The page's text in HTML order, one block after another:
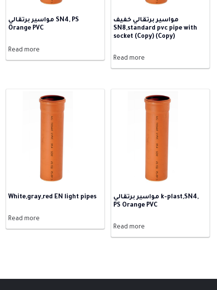
مواسير برتقالي SN4, PS
Orange PVC
Read more
مواسير برتقالي خفيف
SN8,standard pvc pipe with
socket (Copy) (Copy)
Read more
White,gray,red EN light pipes
Read more
مواسير برتقالي k-plast,SN4,
PS Orange PVC
Read more